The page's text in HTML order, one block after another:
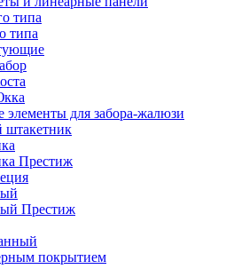
типа
типа
элементы для забора-жалюзи
штакетник
Престиж
Престиж
покрытием